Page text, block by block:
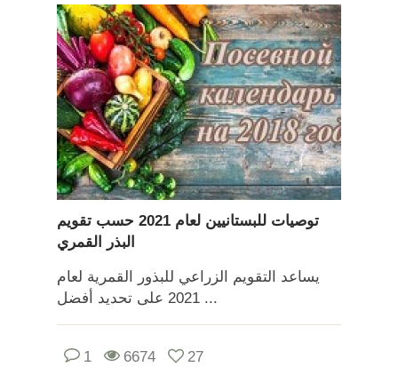
توصيات للبستانيين لعام 2021 حسب تقويم
البذر القمري
يساعد التقويم الزراعي للبذور القمرية لعام
2021 على تحديد أفضل ...
1 6674 27